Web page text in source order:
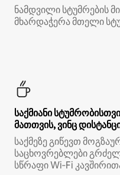
ნამდვილი სტუმრების
მხარდაჭერა მთელი
საქმიანი
მათთვის, ვინც
საქმეზე გიწევთ
საცხოვრებლები
სწრაფი Wi‑Fi